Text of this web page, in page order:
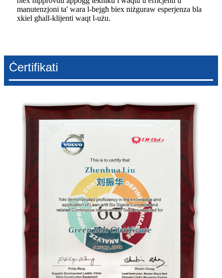
manutenzjoni ta' wara l-bejgħ biex niżguraw esperjenza bla
xkiel għall-klijenti waqt l-użu.
Ċertifikati